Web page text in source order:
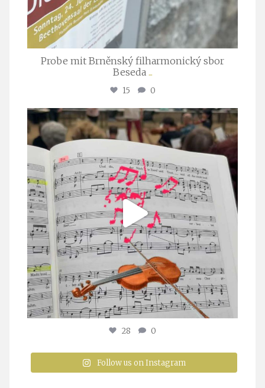
Probe mit Brněnský filharmonický sbor
Beseda ...
15 0
stuttgarter_oratorienchor
Juli 23
28 0
Follow us on Instagram